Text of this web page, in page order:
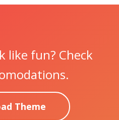
like fun? Check
Theme